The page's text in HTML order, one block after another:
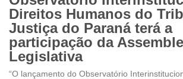
Direitos Humanos do
Justiça do Paraná terá a
participação da
Legislativa
“O lançamento do Observatório